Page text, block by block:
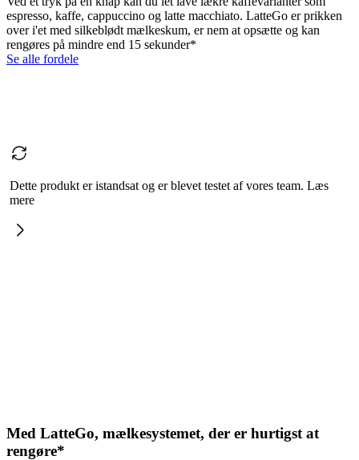
espresso, kaffe, cappuccino og latte macchiato. LatteGo er prikken
over i'et med silkeblødt mælkeskum, er nem at opsætte og kan
rengøres på mindre end 15 sekunder*
Se alle fordele
Dette produkt er istandsat og er blevet testet af vores team. Læs
mere
Med LatteGo, mælkesystemet, der er hurtigst at
rengøre*